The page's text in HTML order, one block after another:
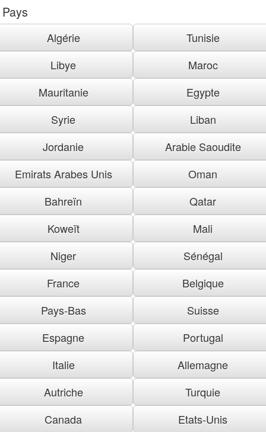
Pays
Algérie
Tunisie
Libye
Maroc
Mauritanie
Egypte
Syrie
Liban
Jordanie
Arabie Saoudite
Emirats Arabes Unis
Oman
Bahreïn
Qatar
Koweït
Mali
Niger
Sénégal
France
Belgique
Pays-Bas
Suisse
Espagne
Portugal
Italie
Allemagne
Autriche
Turquie
Canada
Etats-Unis